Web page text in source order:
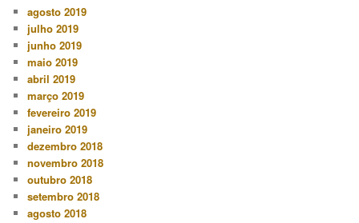
agosto 2019
julho 2019
junho 2019
maio 2019
abril 2019
março 2019
fevereiro 2019
janeiro 2019
dezembro 2018
novembro 2018
outubro 2018
setembro 2018
agosto 2018